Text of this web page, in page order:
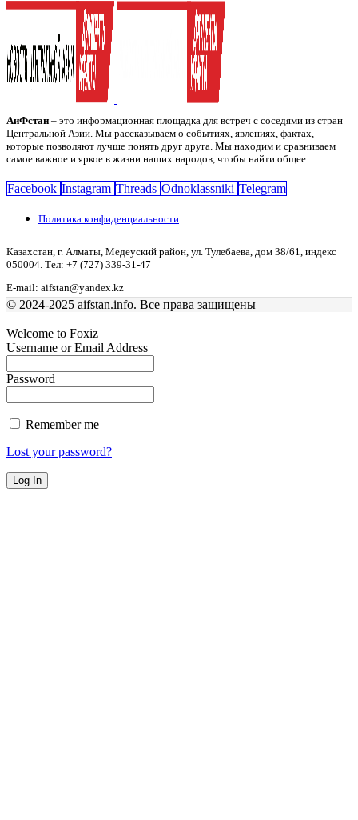
АиФстан – это информационная площадка для встреч с соседями из стран
Центральной Азии. Мы рассказываем о событиях, явлениях, фактах,
которые позволяют лучше понять друг друга. Мы находим и сравниваем
самое важное и яркое в жизни наших народов, чтобы найти общее.
Facebook Instagram Threads Odnoklassniki Telegram
Политика конфиденциальности
Казахстан, г. Алматы, Медеуский район, ул. Тулебаева, дом 38/61, индекс
050004. Тел: +7 (727) 339-31-47
E-mail: aifstan@yandex.kz
© 2024-2025 aifstan.info. Все права защищены
Welcome to Foxiz
Username or Email Address
Password
Remember me
Lost your password?